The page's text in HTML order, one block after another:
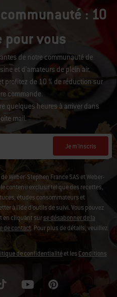
: 10
pour vous
de notre communauté de
et d’amateurs de plein air.
profitez de 10 % de réduction sur
commande.
quelques heures à arriver dans
mail.
Je m'inscris
Weber-Stephen France SAS et Weber-
contenu exclusif tel que des recettes,
études consommateurs et
à l'ide d'outils de suivi. Vous pouvez
en cliquant surse désabonner de la
de contact. Pour plus de détails, veuillez
de confidentialitéet lesConditions